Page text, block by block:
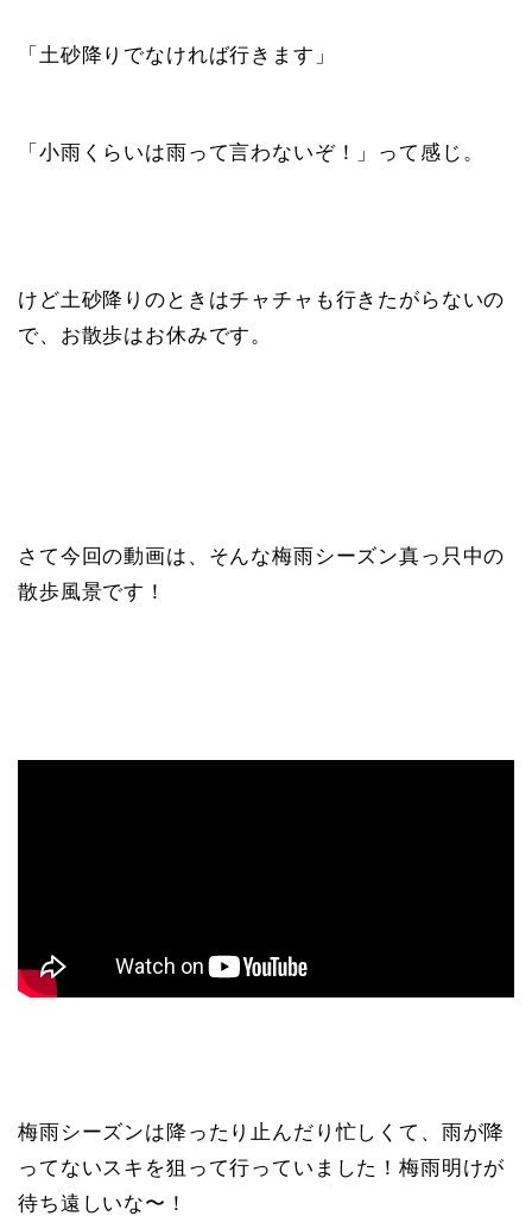
「土砂降りでなければ行きます」
「小雨くらいは雨って言わないぞ！」って感じ。
けど土砂降りのときはチャチャも行きたがらないの
で、お散歩はお休みです。
さて今回の動画は、そんな梅雨シーズン真っ只中の
散歩風景です！
梅雨シーズンは降ったり止んだり忙しくて、雨が降
ってないスキを狙って行っていました！梅雨明けが
待ち遠しいな〜！